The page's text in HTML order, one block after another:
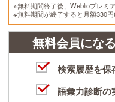
※無料期間終了後、Weblioプレミ
※無料期間が終了すると月額330円
無料会員にな
検索履歴を保
語彙力診断の